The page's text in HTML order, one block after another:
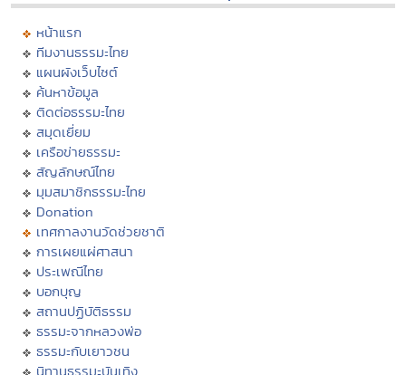
หน้าแรก
ทีมงานธรรมะไทย
แผนผังเว็บไซต์
ค้นหาข้อมูล
ติดต่อธรรมะไทย
สมุดเยี่ยม
เครือข่ายธรรมะ
สัญลักษณ์ไทย
มุมสมาชิกธรรมะไทย
Donation
เทศกาลงานวัดช่วยชาติ
การเผยแผ่ศาสนา
ประเพณีไทย
บอกบุญ
สถานปฏิบัติธรรม
ธรรมะจากหลวงพ่อ
ธรรมะกับเยาวชน
นิทานธรรมะบันเทิง